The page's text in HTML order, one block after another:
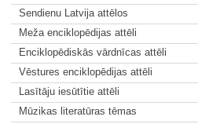
Sendienu Latvija attēlos
Meža enciklopēdijas attēli
Enciklopēdiskās vārdnīcas attēli
Vēstures enciklopēdijas attēli
Lasītāju iesūtītie attēli
Mūzikas literatūras tēmas